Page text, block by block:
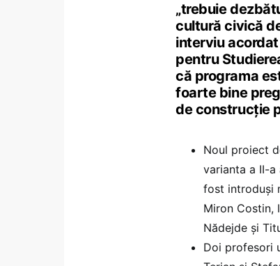
„trebuie
cultură civică
interviu
pentru
că programa
foarte bine
de construcție
Noul proiect
varianta a II-
fost introduși
Miron Costin,
Nădejde și
Doi profesori